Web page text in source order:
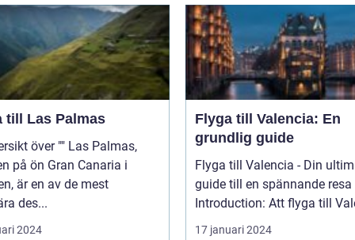
till Las Palmas
över "" Las Palmas,
på ön Gran Canaria i
är en av de mest
des...
2024
Flyga till Valencia: En
grundlig guide
Flyga till Valencia - Din
guide till en spännande resa
Introduction: Att flyga till
17 januari 2024